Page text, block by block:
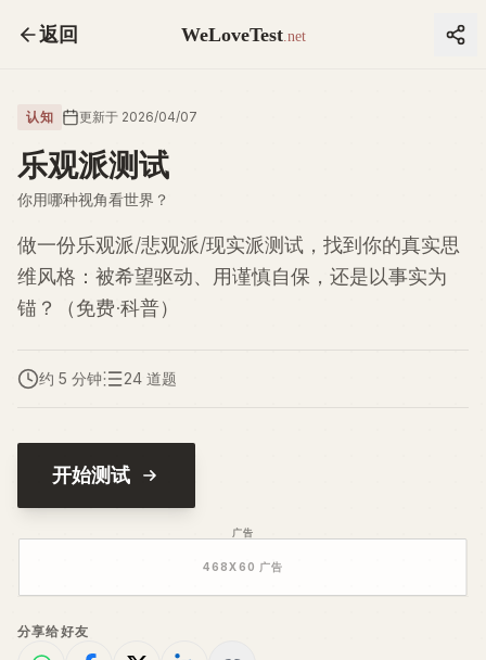
返回 WeLoveTest.net
认知 更新于 2026/04/07
乐观派测试
你用哪种视角看世界？
做一份乐观派/悲观派/现实派测试，找到你的真实思
维风格：被希望驱动、用谨慎自保，还是以事实为
锚？（免费·科普）
约 5 分钟 24 道题
开始测试
广告
468X60 广告
分享给好友